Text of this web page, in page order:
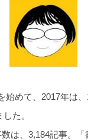
始めて、2017年は
た。
は、3,184記事。